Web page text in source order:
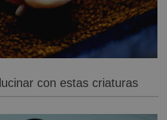
con estas criaturas